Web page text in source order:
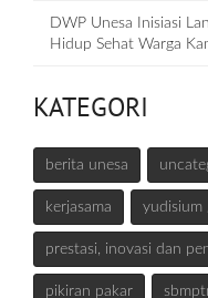
DWP Unesa Inisiasi
Hidup Sehat Warga
KATEGORI
berita unesa
kerjasama yudisium
prestasi, inovasi dan
pikiran pakar